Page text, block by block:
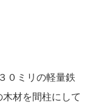
０ミリの軽量鉄
材を間柱にして